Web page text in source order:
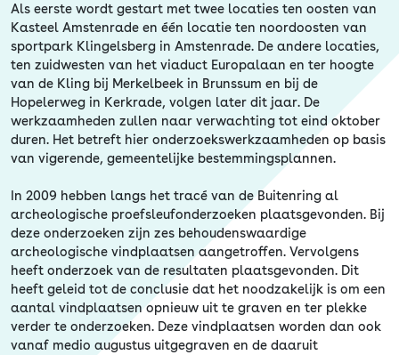
Als eerste wordt gestart met twee locaties ten oosten van
Kasteel Amstenrade en één locatie ten noordoosten van
sportpark Klingelsberg in Amstenrade. De andere locaties,
ten zuidwesten van het viaduct Europalaan en ter hoogte
van de Kling bij Merkelbeek in Brunssum en bij de
Hopelerweg in Kerkrade, volgen later dit jaar. De
werkzaamheden zullen naar verwachting tot eind oktober
duren. Het betreft hier onderzoekswerkzaamheden op basis
van vigerende, gemeentelijke bestemmingsplannen.
In 2009 hebben langs het tracé van de Buitenring al
archeologische proefsleufonderzoeken plaatsgevonden. Bij
deze onderzoeken zijn zes behoudenswaardige
archeologische vindplaatsen aangetroffen. Vervolgens
heeft onderzoek van de resultaten plaatsgevonden. Dit
heeft geleid tot de conclusie dat het noodzakelijk is om een
aantal vindplaatsen opnieuw uit te graven en ter plekke
verder te onderzoeken. Deze vindplaatsen worden dan ook
vanaf medio augustus uitgegraven en de daaruit